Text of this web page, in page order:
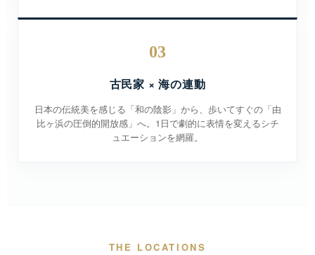
03
古民家 × 海の連動
日本の伝統美を感じる「和の陰影」から、歩いてすぐの「由
比ヶ浜の圧倒的開放感」へ。1日で劇的に表情を変えるシチ
ュエーションを網羅。
THE LOCATIONS